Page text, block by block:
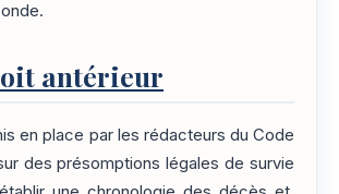
antérieur
en place par les rédacteurs du Code
des présomptions légales de survie